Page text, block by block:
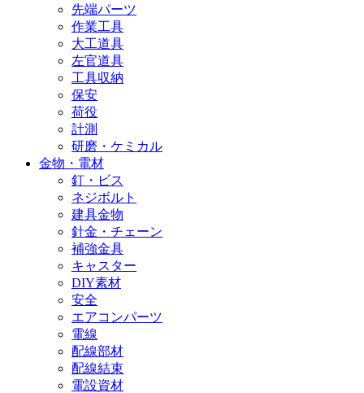
先端パーツ
作業工具
大工道具
左官道具
工具収納
保安
荷役
計測
研磨・ケミカル
金物・電材
釘・ビス
ネジボルト
建具金物
針金・チェーン
補強金具
キャスター
DIY素材
安全
エアコンパーツ
電線
配線部材
配線結束
電設資材